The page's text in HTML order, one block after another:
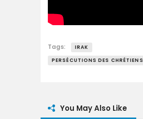
Tags:
IRAK
PERSÉCUTIONS DES CHRÉTIENS
You May Also Like